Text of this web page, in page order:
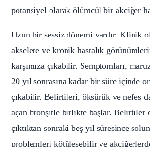
potansiyel olarak ölümcül bir akciğer
Uzun bir sessiz dönemi vardır. Klinik
akselere ve kronik hastalık
karşımıza çıkabilir. Semptomları,
20 yıl sonrasına kadar bir süre içinde
çıkabilir. Belirtileri, öksürük ve nefes
açan bronşitle birlikte başlar. Belirtiler
çıktıktan sonraki beş yıl süresince
problemleri kötüleşebilir ve